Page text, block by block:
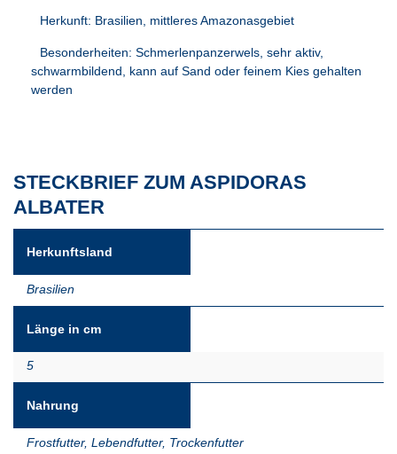
Herkunft: Brasilien, mittleres Amazonasgebiet
Besonderheiten: Schmerlenpanzerwels, sehr aktiv,
schwarmbildend, kann auf Sand oder feinem Kies gehalten
werden
STECKBRIEF ZUM ASPIDORAS
ALBATER
Herkunftsland
Brasilien
Länge in cm
5
Nahrung
Frostfutter, Lebendfutter, Trockenfutter